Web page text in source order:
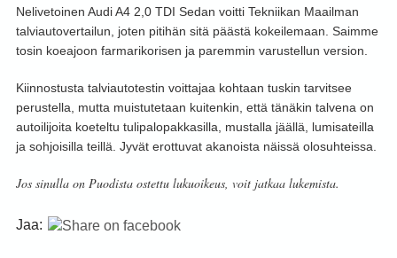
Nelivetoinen Audi A4 2,0 TDI Sedan voitti Tekniikan Maailman
talviautovertailun, joten pitihän sitä päästä kokeilemaan. Saimme
tosin koeajoon farmarikorisen ja paremmin varustellun version.
Kiinnostusta talviautotestin voittajaa kohtaan tuskin tarvitsee
perustella, mutta muistutetaan kuitenkin, että tänäkin talvena on
autoilijoita koeteltu tulipalopakkasilla, mustalla jäällä, lumisateilla
ja sohjoisilla teillä. Jyvät erottuvat akanoista näissä olosuhteissa.
Jos sinulla on Puodista ostettu lukuoikeus, voit jatkaa lukemista.
Jaa: